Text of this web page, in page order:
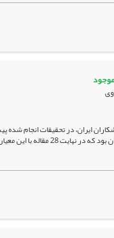
ایران، در تحقیقات انجام